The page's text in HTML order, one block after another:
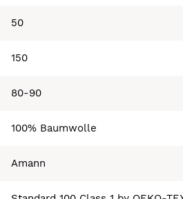
50
150
80-90
100% Baumwolle
Amann